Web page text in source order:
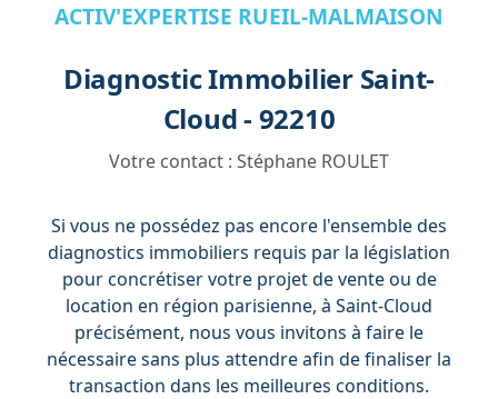
ACTIV'EXPERTISE RUEIL-MALMAISON
Diagnostic Immobilier Saint-
Cloud - 92210
Votre contact : Stéphane ROULET
Si vous ne possédez pas encore l'ensemble des
diagnostics immobiliers requis par la législation
pour concrétiser votre projet de vente ou de
location en région parisienne, à Saint-Cloud
précisément, nous vous invitons à faire le
nécessaire sans plus attendre afin de finaliser la
transaction dans les meilleures conditions.